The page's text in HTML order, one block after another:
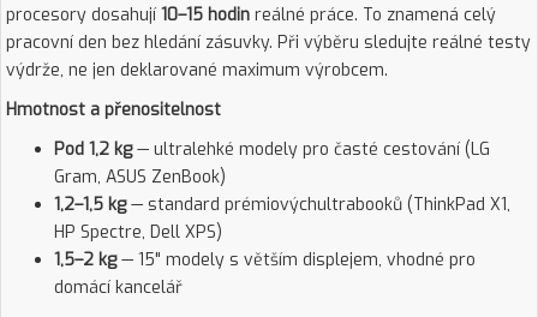
procesory dosahují 10–15 hodin reálné práce. To znamená celý
pracovní den bez hledání zásuvky. Při výběru sledujte reálné testy
výdrže, ne jen deklarované maximum výrobcem.
Hmotnost a přenositelnost
Pod 1,2 kg— ultralehké modely pro časté cestování (LG
Gram, ASUS ZenBook)
1,2–1,5 kg— standard prémiovýchultrabooků (ThinkPad X1,
HP Spectre, Dell XPS)
1,5–2 kg— 15" modely s větším displejem, vhodné pro
domácí kancelář